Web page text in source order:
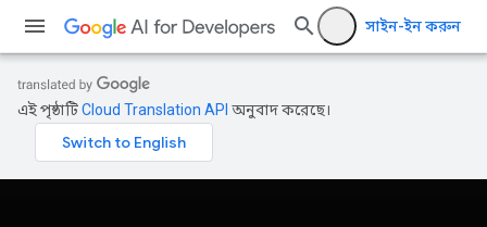
সাইন-ইন করুন
এই পৃষ্ঠাটিCloud Translation API অনুবাদ করেছে।